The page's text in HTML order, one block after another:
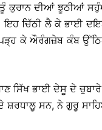
ਕੁਰਾਨ ਦੀਆਂ ਝੂਠੀਆਂ
ਇਹ ਚਿੱਠੀ ਲੈ ਕੇ ਭਾਈ
ਕੇ ਔਰੰਗਜ਼ੇਬ ਕੰਬ
ਸਿੱਖ ਭਾਈ ਦੇਸੂ ਦੇ
ਸਨ, ਨੇ ਗੁਰੂ